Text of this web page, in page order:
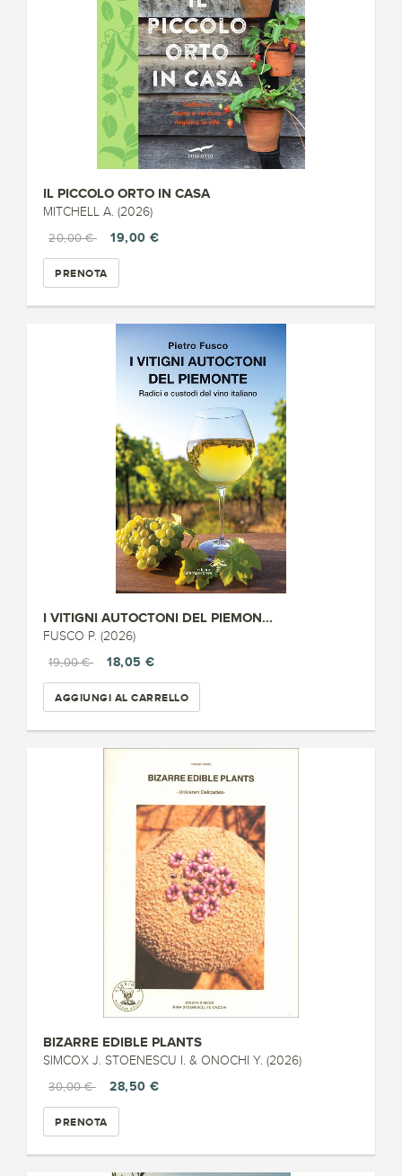
IL PICCOLO ORTO IN CASA
MITCHELL A. (2026)
20,00 €
19,00 €
PRENOTA
I VITIGNI AUTOCTONI DEL PIEMON...
FUSCO P. (2026)
19,00 €
18,05 €
AGGIUNGI AL CARRELLO
BIZARRE EDIBLE PLANTS
SIMCOX J. STOENESCU I. & ONOCHI Y. (2026)
30,00 €
28,50 €
PRENOTA